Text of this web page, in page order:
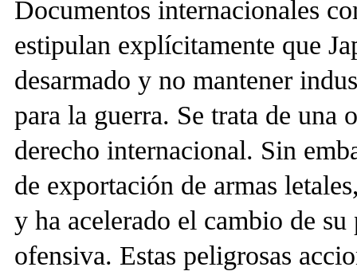
Documentos internacionales
estipulan explícitamente que
desarmado y no mantener
para la guerra. Se trata de una
derecho internacional. Sin
de exportación de armas
y ha acelerado el cambio de
ofensiva. Estas peligrosas